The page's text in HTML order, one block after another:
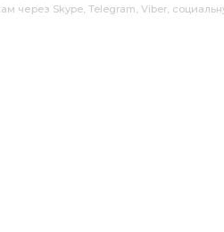
через Skype, Telegram, Viber,